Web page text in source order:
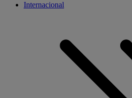
Internacional